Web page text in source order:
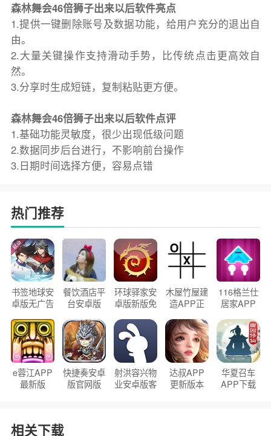
森林舞会46倍狮子出来以后软件亮点
1.提供一键删除账号及数据功能，给用户充分的退出自
由。
2.大量关键操作支持滑动手势，比传统点击更高效自
然。
3.分享时生成短链，复制粘贴更方便。
森林舞会46倍狮子出来以后软件点评
1.基础功能灵敏度，很少出现低级问题
2.数据同步后台进行，不影响前台操作
3.日期时间选择方便，容易点错
热门推荐
书签地球安
卓版无广告
餐饮酒店平
台安卓版
环球驿家安
卓版新版免
木屋竹屋建
造APP正
116格兰仕
居家APP
e蓉江APP
最新版
快捷奏安卓
版官网版
射洪容兴物
业安卓版客
达叔APP
更新版本
华夏召车
APP下载
相关下载